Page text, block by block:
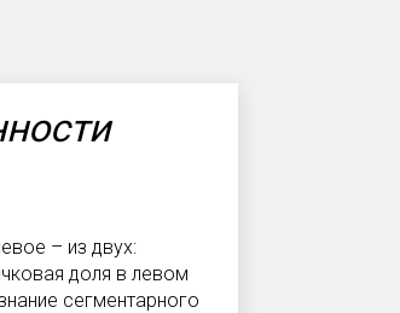
– из двух:
доля в левом
сегментарного